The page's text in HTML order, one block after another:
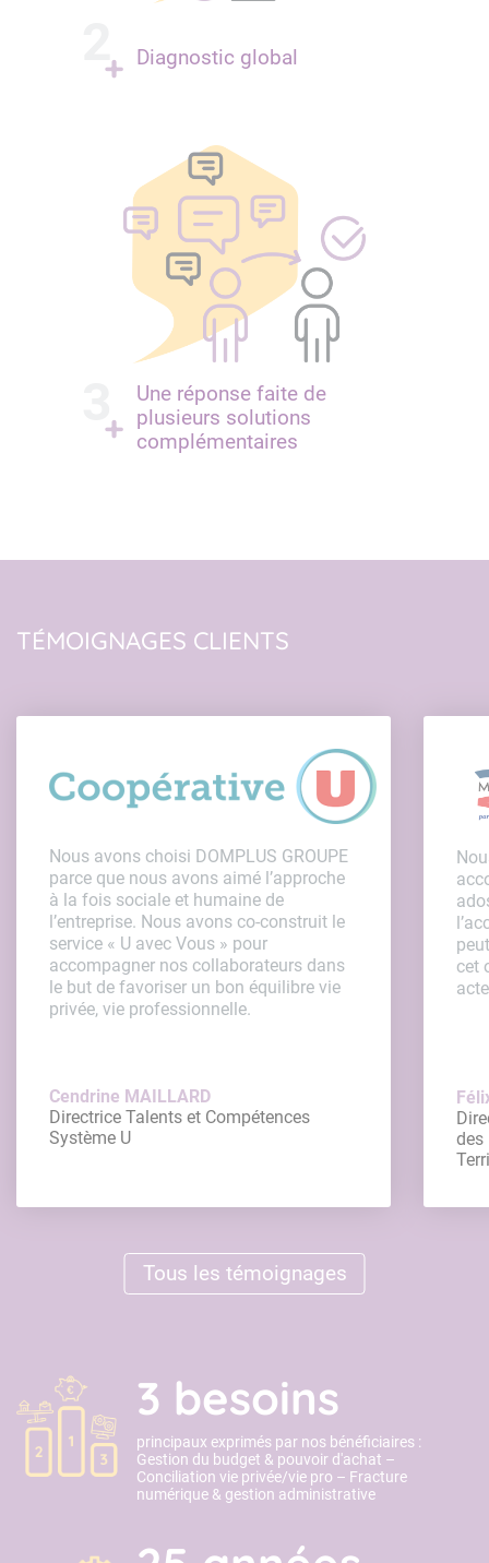
Diagnostic global
Une réponse faite de
plusieurs solutions
complémentaires
Tous les témoignages
TÉMOIGNAGES CLIENTS
Nous avons choisi DOMPLUS GROUPE
parce que nous avons aimé l’approche
à la fois sociale et humaine de
l’entreprise. Nous avons co-construit le
service « U avec Vous » pour
accompagner nos collaborateurs dans
le but de favoriser un bon équilibre vie
privée, vie professionnelle.
Cendrine MAILLARD
Directrice Talents et Compétences
Système U
cet
des
3 besoins
principaux exprimés par nos bénéficiaires :
Gestion du budget & pouvoir d'achat –
Conciliation vie privée/vie pro – Fracture
numérique & gestion administrative